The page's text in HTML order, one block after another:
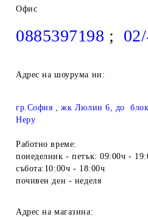
Офис
0885397198 ;
Адрес на шоурума ни:
гр.София , жк Люлин 6, до блок
Неру
Работно време:
понеделник - петък: 09:00ч -
събота:10:00ч - 18:00ч
почивен ден - неделя
Адрес на магазина: